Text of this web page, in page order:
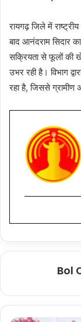
रायगढ़ जिले में
बाद आनंदराम सिदार
सक्रियता से फूलों की
उभर रही है। विभाग
रहा है, जिससे ग्रामीण
Bol